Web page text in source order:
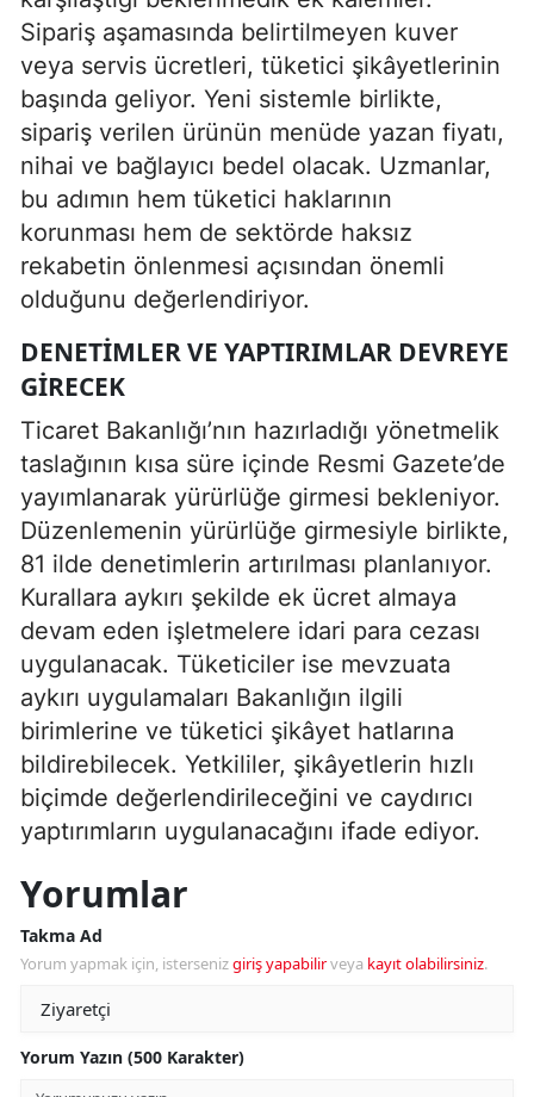
Sipariş aşamasında belirtilmeyen kuver
veya servis ücretleri, tüketici şikâyetlerinin
başında geliyor. Yeni sistemle birlikte,
sipariş verilen ürünün menüde yazan fiyatı,
nihai ve bağlayıcı bedel olacak. Uzmanlar,
bu adımın hem tüketici haklarının
korunması hem de sektörde haksız
rekabetin önlenmesi açısından önemli
olduğunu değerlendiriyor.
DENETIMLER VE YAPTIRIMLAR DEVREYE
GIRECEK
Ticaret Bakanlığı’nın hazırladığı yönetmelik
taslağının kısa süre içinde Resmi Gazete’de
yayımlanarak yürürlüğe girmesi bekleniyor.
Düzenlemenin yürürlüğe girmesiyle birlikte,
81 ilde denetimlerin artırılması planlanıyor.
Kurallara aykırı şekilde ek ücret almaya
devam eden işletmelere idari para cezası
uygulanacak. Tüketiciler ise mevzuata
aykırı uygulamaları Bakanlığın ilgili
birimlerine ve tüketici şikâyet hatlarına
bildirebilecek. Yetkililer, şikâyetlerin hızlı
biçimde değerlendirileceğini ve caydırıcı
yaptırımların uygulanacağını ifade ediyor.
Yorumlar
Takma Ad
Yorum yapmak için, istersenizgiriş yapabilirveya kayıt olabilirsiniz.
Yorum Yazın (500 Karakter)